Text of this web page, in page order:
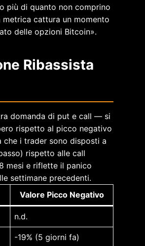
più di quanto non comprino
metrica cattura un momento
delle opzioni Bitcoin».
Ribassista
domanda di put e call — si
rispetto al picco negativo
i trader sono disposti a
rispetto alle call
mesi e riflette il panico
settimane precedenti.
Valore Picco Negativo
n.d.
-19% (5 giorni fa)